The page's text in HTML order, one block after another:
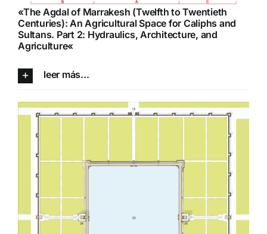
«The Agdal of Marrakesh (Twelfth to Twentieth
Centuries): An Agricultural Space for Caliphs and
Sultans. Part 2: Hydraulics, Architecture, and
Agriculture«
leer más...